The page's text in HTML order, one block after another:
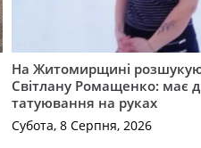
На Житомирщині
Світлану Ромащенко: має
татуювання на руках
Субота, 8 Серпня, 2026